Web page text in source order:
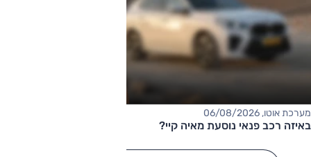
מערכת אוטו, 06/08/2026
באיזה רכב פנאי נוסעת מאיה קיי?